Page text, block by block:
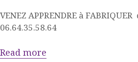
ACQUISITION
CENTRE
VENEZ APPRENDRE à
06.64.35.58.64
Read more